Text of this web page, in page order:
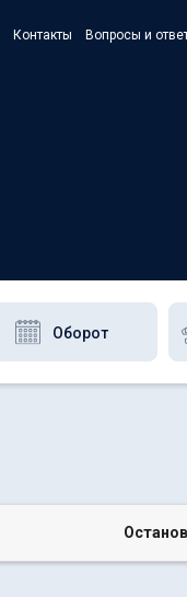
Контакты Вопросы и